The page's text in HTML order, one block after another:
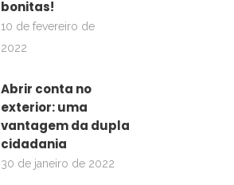
bonitas!
10 de fevereiro de
2022
Abrir conta no
exterior: uma
vantagem da dupla
cidadania
30 de janeiro de 2022